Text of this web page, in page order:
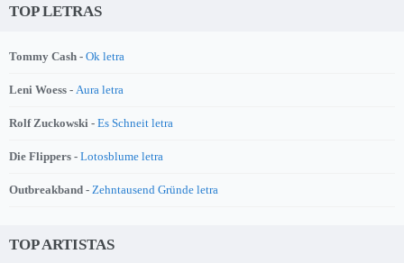
TOP LETRAS
Tommy Cash - Ok letra
Leni Woess - Aura letra
Rolf Zuckowski - Es Schneit letra
Die Flippers - Lotosblume letra
Outbreakband - Zehntausend Gründe letra
TOP ARTISTAS